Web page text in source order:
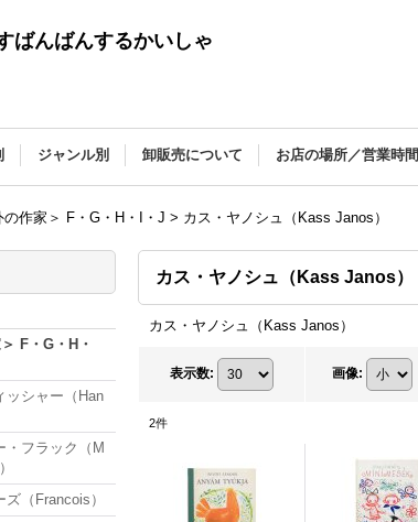
ばんばんするかいしゃ
ジャンル別 卸販売について お店の場所／営業時間
の作家＞ F・G・H・I・J > カス・ヤノシュ（Kass Janos）
F・G・H・
ッシャー（Han
・フラック（M
（Francois）
カス・ヤノシュ（Kass Janos）
カス・ヤノシュ（Kass Janos）
表示数: 画像:
2件